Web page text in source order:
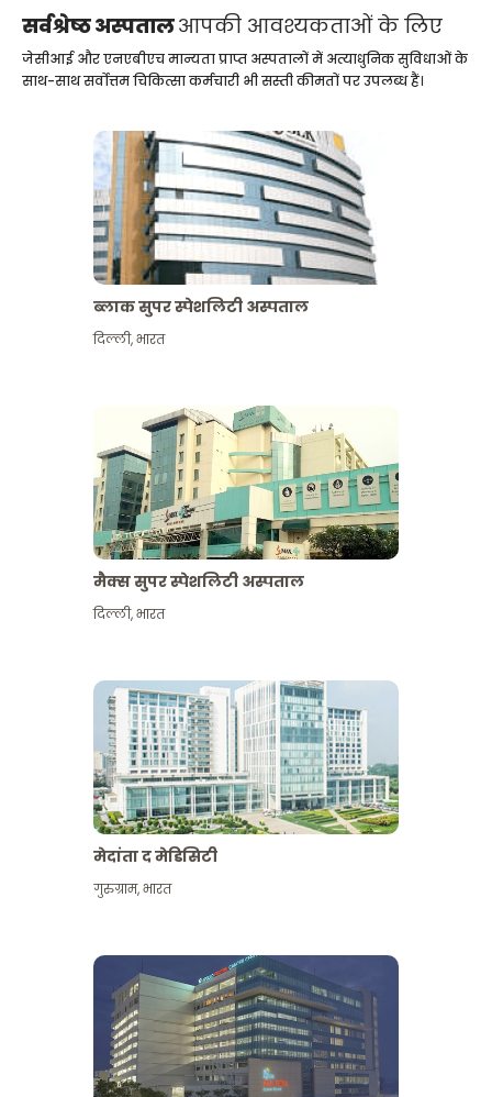
सर्वश्रेष्ठ अस्पतालआपकी आवश्यकताओं के लिए
जेसीआई और एनएबीएच मान्यता प्राप्त अस्पतालों में अत्याधुनिक सुविधाओं के
साथ-साथ सर्वोत्तम चिकित्सा कर्मचारी भी सस्ती कीमतों पर उपलब्ध हैं।
ब्लाक सुपर स्पेशलिटी अस्पताल
दिल्ली,भारत
मैक्स सुपर स्पेशलिटी अस्पताल
दिल्ली,भारत
मेदांता द मेडिसिटी
गुरुग्राम,भारत